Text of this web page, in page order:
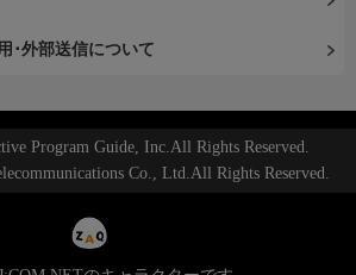
･外部送信について
Program Guide, Inc.All Rights Reserved.
Co., Ltd.All Rights Reserved.